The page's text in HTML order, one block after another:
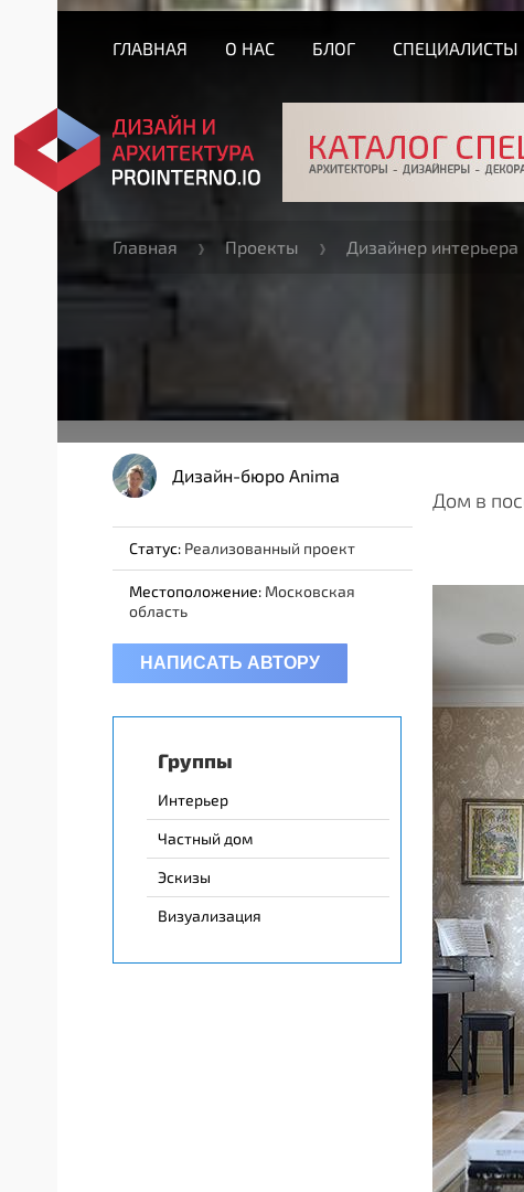
ГЛАВНАЯ О НАС БЛОГ СПЕЦИАЛИСТЫ
Главная Проекты Дизайнер интерьера
Дизайн-бюро Anima
Статус: Реализованный проект
Местоположение: Московская
область
НАПИСАТЬ АВТОРУ
Группы
Интерьер
Частный дом
Эскизы
Визуализация
Дом в